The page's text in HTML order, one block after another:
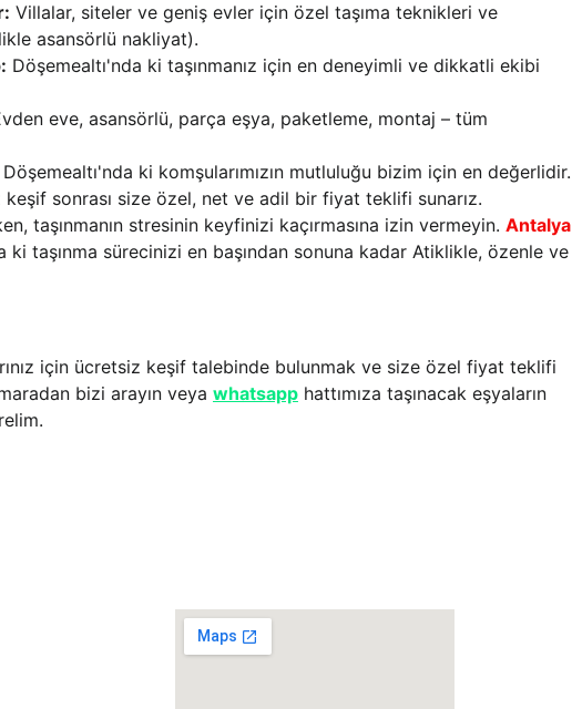
Villalar, siteler ve geniş evler için özel taşıma teknikleri ve
asansörlü nakliyat).
Döşemealtı'nda ki taşınmanız için en deneyimli ve dikkatli ekibi
eve, asansörlü, parça eşya, paketleme, montaj – tüm
Döşemealtı'nda ki komşularımızın mutluluğu bizim için en değerlidir.
keşif sonrası size özel, net ve adil bir fiyat teklifi sunarız.
taşınmanın stresinin keyfinizi kaçırmasına izin vermeyin. Antalya
ki taşınma sürecinizi en başından sonuna kadar Atiklikle, özenle ve
için ücretsiz keşif talebinde bulunmak ve size özel fiyat teklifi
bizi arayın veya whatsapp hattımıza taşınacak eşyaların